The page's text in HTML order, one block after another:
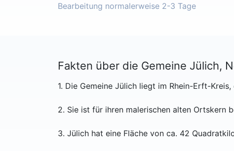
Bearbeitung normalerweise 2-3 Tage
Fakten über die Gemeine Jülich,
1. Die Gemeine Jülich liegt im Rhein-Erft-
2. Sie ist für ihren malerischen alten Ortskern
3. Jülich hat eine Fläche von ca. 42